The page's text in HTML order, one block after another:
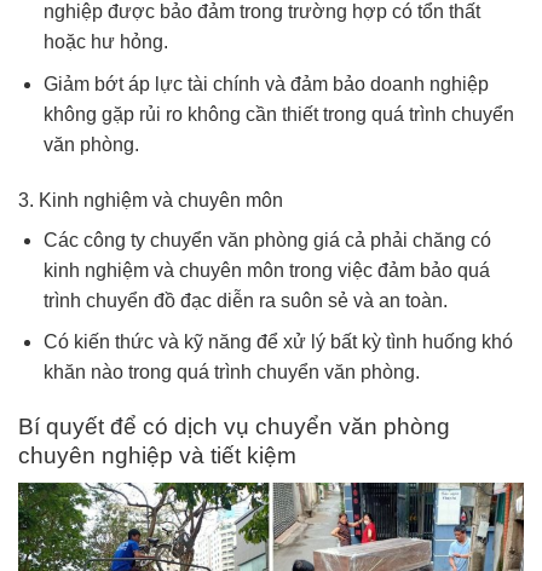
nghiệp được bảo đảm trong trường hợp có tổn thất
hoặc hư hỏng.
Giảm bớt áp lực tài chính và đảm bảo doanh nghiệp
không gặp rủi ro không cần thiết trong quá trình chuyển
văn phòng.
3. Kinh nghiệm và chuyên môn
Các công ty chuyển văn phòng giá cả phải chăng có
kinh nghiệm và chuyên môn trong việc đảm bảo quá
trình chuyển đồ đạc diễn ra suôn sẻ và an toàn.
Có kiến thức và kỹ năng để xử lý bất kỳ tình huống khó
khăn nào trong quá trình chuyển văn phòng.
Bí quyết để có dịch vụ chuyển văn phòng
chuyên nghiệp và tiết kiệm